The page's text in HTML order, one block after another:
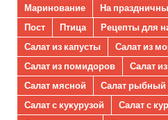
Маринование
На
Пост
Птица
Рецепты для
Салат из капусты
Салат из
Салат из помидоров
Салат
Салат мясной
Салат рыбный
Салат с кукурузой
Салат с